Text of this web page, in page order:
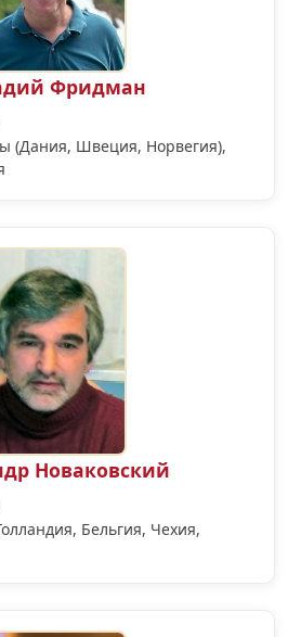
Фридман
(Дания, Швеция, Норвегия),
Новаковский
Бельгия, Чехия,